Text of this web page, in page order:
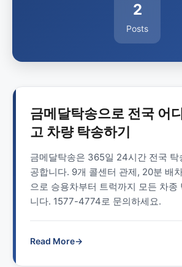
2
Posts
금메달탁송으로 전국 어
고 차량 탁송하기
금메달탁송은 365일 24시간 전국 탁
공합니다. 9개 콜센터 관제, 20분 배
으로 승용차부터 트럭까지 모든 차종
니다. 1577-4774로 문의하세요.
Read More→